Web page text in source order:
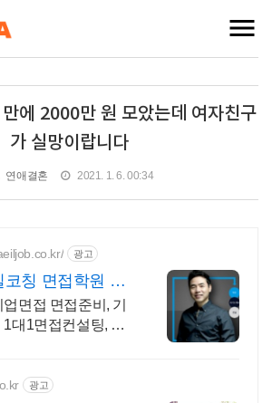
에 2000만 원 모았는데 여자친구
가 실망이랍니다
연애결혼 2021. 1. 6. 00:34
광고
칭 면접학원 강
면접컨설팅
면접 면접준비, 기
대1면접컨설팅, 모
광고